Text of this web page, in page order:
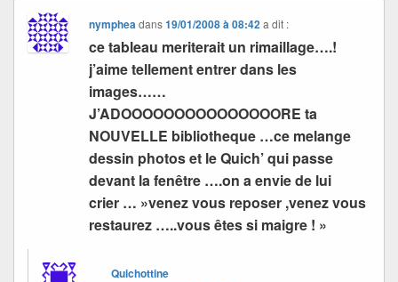
nympheadans19/01/2008 à 08:42 a dit :
ce tableau meriterait un rimaillage….!
j’aime tellement entrer dans les
images……
J’ADOOOOOOOOOOOOOOORE ta
NOUVELLE bibliotheque …ce melange
dessin photos et le Quich’ qui passe
devant la fenêtre ….on a envie de lui
crier … »venez vous reposer ,venez vous
restaurez …..vous êtes si maigre ! »
Quichottine